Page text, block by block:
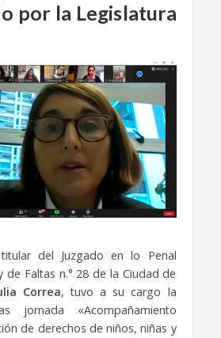
por la Legislatura
del Juzgado en lo Penal
de Faltas n.° 28 de la Ciudad de
Correa, tuvo a su cargo la
jornada «Acompañamiento
de derechos de niños, niñas y